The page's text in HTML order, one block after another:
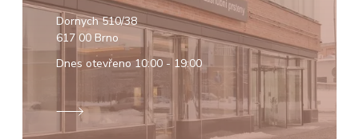
Dornych 510/38
617 00 Brno
Dnes otevřeno10:00 - 19:00